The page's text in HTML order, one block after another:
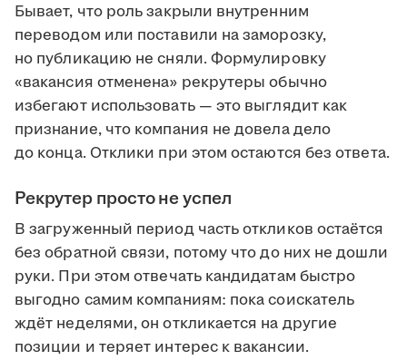
Бывает, что роль закрыли внутренним
переводом или поставили на заморозку,
но публикацию не сняли. Формулировку
«вакансия отменена» рекрутеры обычно
избегают использовать — это выглядит как
признание, что компания не довела дело
до конца. Отклики при этом остаются без ответа.
Рекрутер просто не успел
В загруженный период часть откликов остаётся
без обратной связи, потому что до них не дошли
руки. При этом отвечать кандидатам быстро
выгодно самим компаниям: пока соискатель
ждёт неделями, он откликается на другие
позиции и теряет интерес к вакансии.